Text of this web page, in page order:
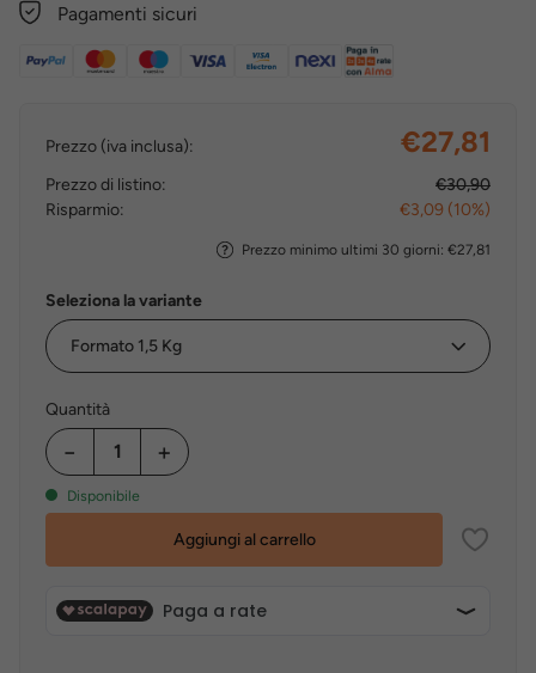
Pagamenti sicuri
Prezzo (iva inclusa): €27,81
Prezzo di listino:
€30,90
Risparmio:
€3,09 (10%)
Prezzo minimo ultimi 30 giorni: €27,81
Seleziona la variante
Quantità
− +
Disponibile
Aggiungi al carrello